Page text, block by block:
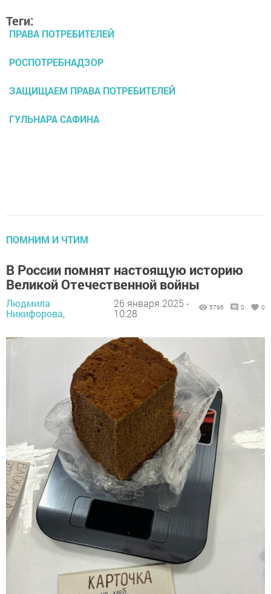
Теги:
ПРАВА ПОТРЕБИТЕЛЕЙ
РОСПОТРЕБНАДЗОР
ЗАЩИЩАЕМ ПРАВА ПОТРЕБИТЕЛЕЙ
ГУЛЬНАРА САФИНА
ПОМНИМ И ЧТИМ
В России помнят настоящую историю
Великой Отечественной войны
Людмила
Никифорова,
26 января 2025 -
10:28
5796 0 0